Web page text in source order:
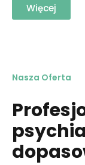
Więcej
Nasza Oferta